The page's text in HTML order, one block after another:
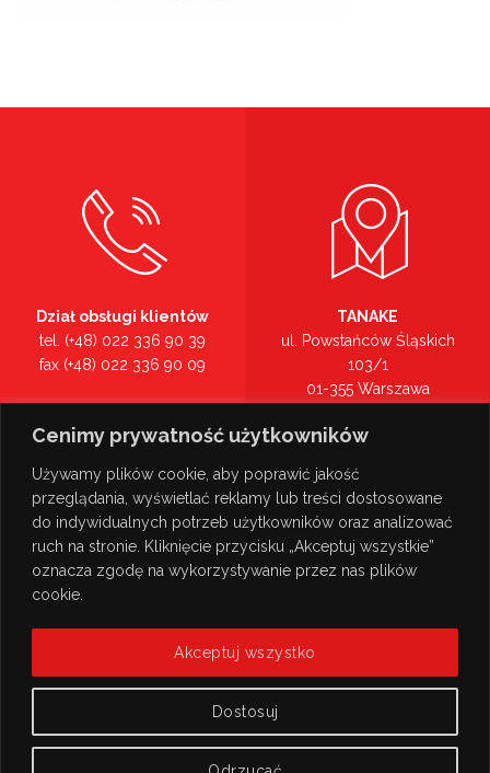
Cenimy prywatność użytkowników
Używamy plików cookie, aby poprawić jakość
przeglądania, wyświetlać reklamy lub treści dostosowane
do indywidualnych potrzeb użytkowników oraz analizować
ruch na stronie. Kliknięcie przycisku „Akceptuj wszystkie”
oznacza zgodę na wykorzystywanie przez nas plików
cookie.
Dostosuj
Akceptuj wszystko
Dział obsługi klientów
tel. (+48) 022 336 90 39
fax (+48) 022 336 90 09
tel. (+48) 022 336 90 00
TANAKE
ul. Powstańców Śląskich
103/1
01-355 Warszawa
Zobacz na mapie >